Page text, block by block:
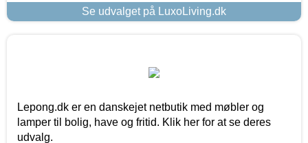
Se udvalget på LuxoLiving.dk
Lepong.dk er en danskejet netbutik med møbler og
lamper til bolig, have og fritid. Klik her for at se deres
udvalg.